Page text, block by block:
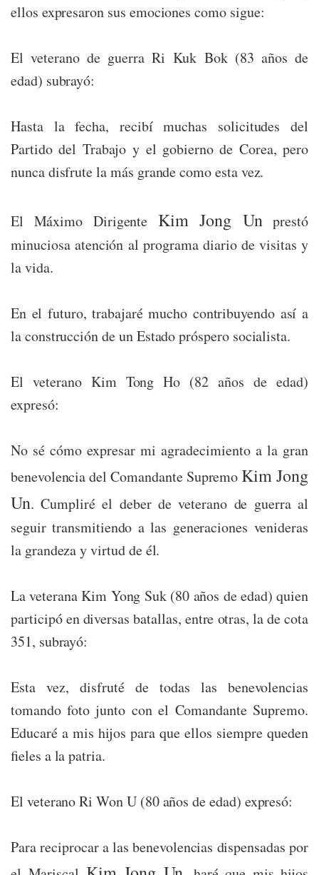
ellos expresaron sus emociones como sigue:
El veterano de guerra Ri Kuk Bok (83 años de
edad) subrayó:
Hasta la fecha, recibí muchas solicitudes del
Partido del Trabajo y el gobierno de Corea, pero
nunca disfrute la más grande como esta vez.
El Máximo Dirigente Kim Jong Unprestó
minuciosa atención al programa diario de visitas y
la vida.
En el futuro, trabajaré mucho contribuyendo así a
la construcción de un Estado próspero socialista.
El veterano Kim Tong Ho (82 años de edad)
expresó:
No sé cómo expresar mi agradecimiento a la gran
benevolencia del Comandante Supremo Kim Jong
Un. Cumpliré el deber de veterano de guerra al
seguir transmitiendo a las generaciones venideras
la grandeza y virtud de él.
La veterana Kim Yong Suk (80 años de edad) quien
participó en diversas batallas, entre otras, la de cota
351, subrayó:
Esta vez, disfruté de todas las benevolencias
tomando foto junto con el Comandante Supremo.
Educaré a mis hijos para que ellos siempre queden
fieles a la patria.
El veterano Ri Won U (80 años de edad) expresó:
Para reciprocar a las benevolencias dispensadas por